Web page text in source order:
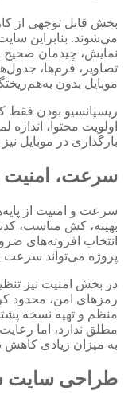
بخش قابل توجهی از
می‌شوند. بنابراین
نمایش، چیدمان صحیح
تصاویر، فرم‌ها،
موبایل بدون
ریسپانسیو بودن
اولویت محتوا،
بارگذاری در موبایل
سرعت،
سرعت و امنیت از
بهینه، کش مناسب،
انتخاب افزونه‌های
پروژه می‌تواند سرعت
رمزهای امن، محدود
منظم و تهیه نسخه
مطلق ندارد، اما
به میزان زیادی کاهش
طراحی سایت